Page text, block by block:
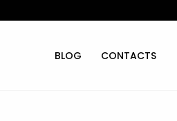
BLOG CONTACTS